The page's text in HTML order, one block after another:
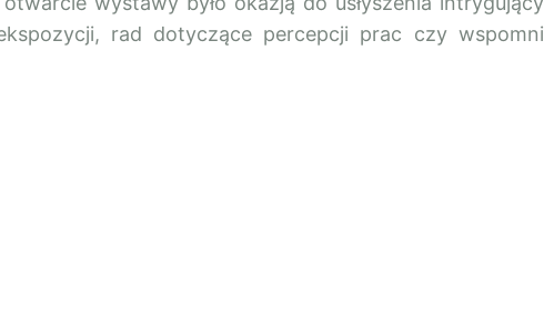
rad dotyczące percepcji prac czy